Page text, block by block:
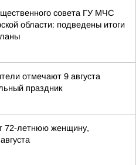
совета ГУ МЧС
области: подведены итоги
отмечают 9 августа
праздник
72-летнюю женщину,